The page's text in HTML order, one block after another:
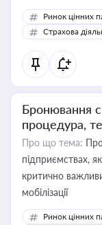
Ринок цінних
Страхова
Бронювання
процедура,
Про що тема:
підприємствах,
критично
мобілізації
Ринок цінних